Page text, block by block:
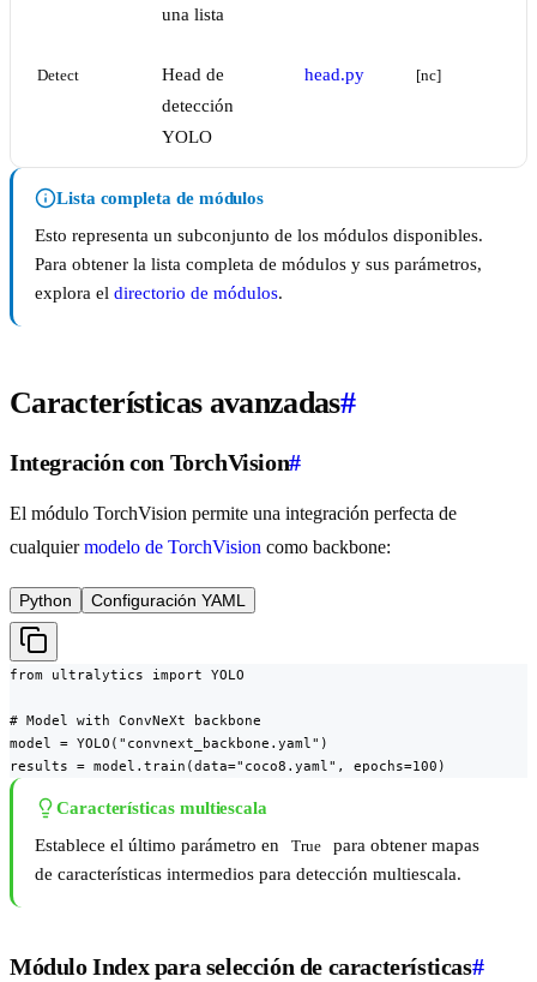
una lista
Detect
Head de
detección
YOLO
head.py [nc]
Lista completa de módulos
Esto representa un subconjunto de los módulos disponibles.
Para obtener la lista completa de módulos y sus parámetros,
explora el directorio de módulos.
Características avanzadas#
Integración con TorchVision#
El módulo TorchVision permite una integración perfecta de
cualquiermodelo de TorchVision como backbone:
Python Configuración YAML
from ultralytics import YOLO
# Model with ConvNeXt backbone
model = YOLO("convnext_backbone.yaml")
results = model.train(data="coco8.yaml", epochs=100)
Características multiescala
Establece el último parámetro en
True
para obtener mapas
de características intermedios para detección multiescala.
Módulo Index para selección de características#